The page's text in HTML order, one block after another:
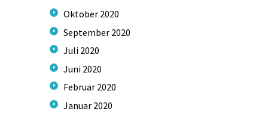
Oktober 2020
September 2020
Juli 2020
Juni 2020
Februar 2020
Januar 2020